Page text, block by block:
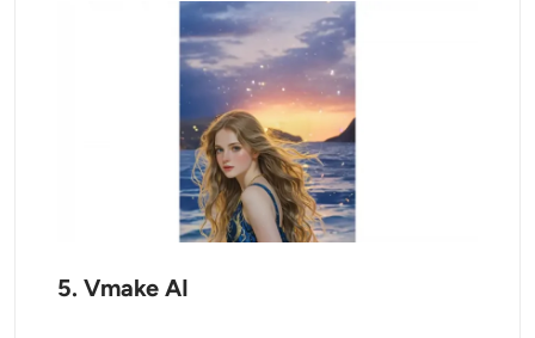
5. Vmake AI